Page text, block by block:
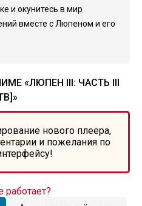
и окунитесь в мир
вместе с Люпеном и его
«ЛЮПЕН III: ЧАСТЬ III
нового плеера,
и пожелания по
работает?